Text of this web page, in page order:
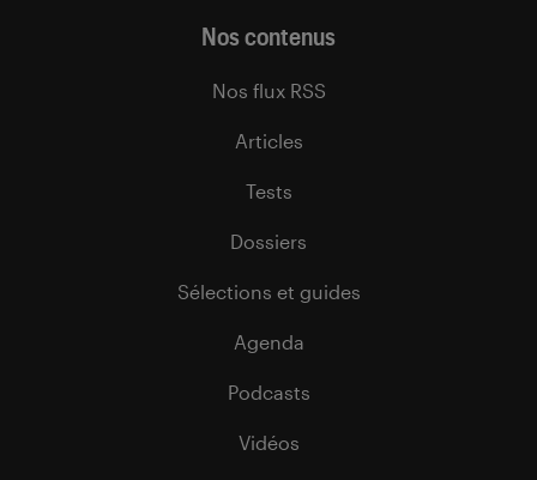
Nos contenus
Nos flux RSS
Articles
Tests
Dossiers
Sélections et guides
Agenda
Podcasts
Vidéos